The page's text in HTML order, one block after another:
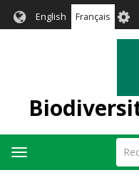
English Français
Toggle
navigation